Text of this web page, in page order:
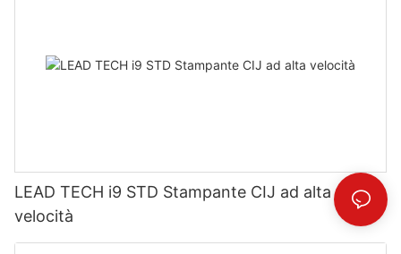
LEAD TECH i9 STD Stampante CIJ ad alta
velocità